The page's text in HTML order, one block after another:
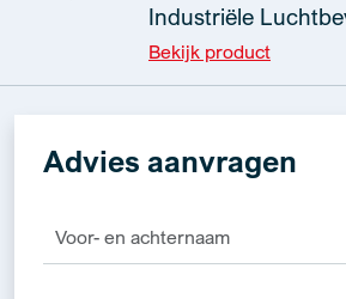
Industriële
Bekijk product
Advies aanvragen